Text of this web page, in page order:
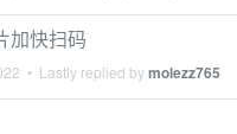
加快扫码
• Lastly replied bymolezz765